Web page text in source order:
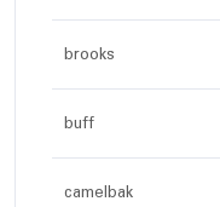
brooks
buff
camelbak